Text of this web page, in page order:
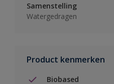
Samenstelling
Watergedragen
Product kenmerken
Biobased